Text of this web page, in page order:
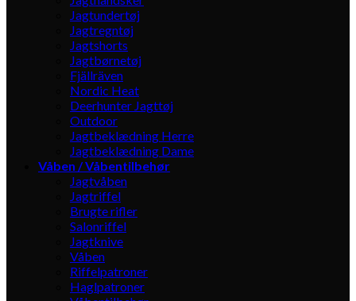
Jagtundertøj
Jagtregntøj
Jagtshorts
Jagtbørnetøj
Fjällräven
Nordic Heat
Deerhunter Jagttøj
Outdoor
Jagtbeklædning Herre
Jagtbeklædning Dame
Våben / Våbentilbehør
Jagtvåben
Jagtriffel
Brugte rifler
Salonriffel
Jagtknive
Våben
Riffelpatroner
Haglpatroner